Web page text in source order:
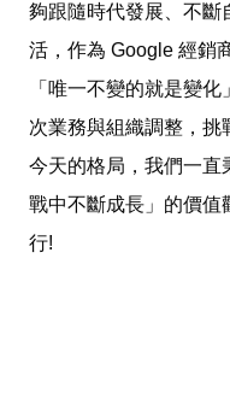
夠跟隨時代發展、不斷
活，作為 Google 經銷
「唯一不變的就是變
次業務與組織調整，挑
今天的格局，我們一直
戰中不斷成長」的價值
行!